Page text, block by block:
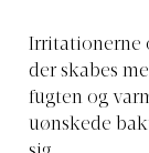
Irritationerne
der skabes
fugten og
uønskede